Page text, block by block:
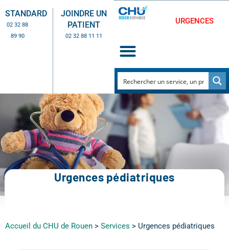
STANDARD
02 32 88
89 90
JOINDRE UN
PATIENT
02 32 88 11 11
URGENCES
Urgences pédiatriques
Accueil du CHU de Rouen > Services > Urgences pédiatriques